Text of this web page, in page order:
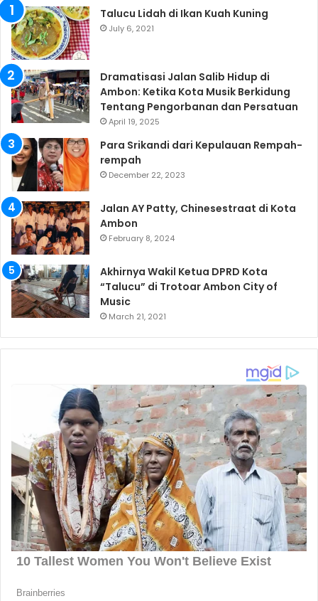
Talucu Lidah di Ikan Kuah Kuning
July 6, 2021
Dramatisasi Jalan Salib Hidup di
Ambon: Ketika Kota Musik Berkidung
Tentang Pengorbanan dan Persatuan
April 19, 2025
Para Srikandi dari Kepulauan Rempah-
rempah
December 22, 2023
Jalan AY Patty, Chinesestraat di Kota
Ambon
February 8, 2024
Akhirnya Wakil Ketua DPRD Kota
“Talucu” di Trotoar Ambon City of
Music
March 21, 2021